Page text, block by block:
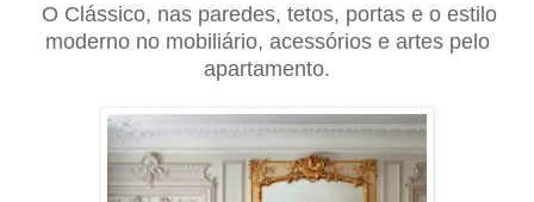
O Clássico, nas paredes, tetos, portas e o estilo
moderno no mobiliário, acessórios e artes pelo
apartamento.